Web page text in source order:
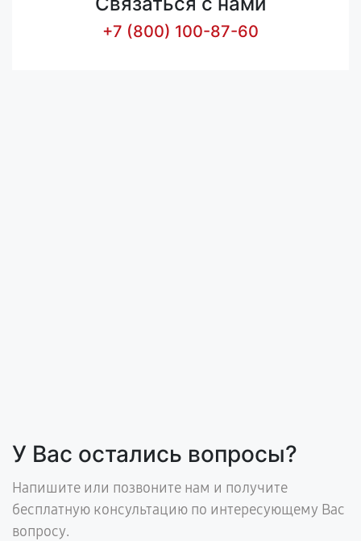
+7 (800) 100-87-60
У Вас остались вопросы?
Напишите или позвоните нам и получите
бесплатную консультацию по интересующему Вас
вопросу.